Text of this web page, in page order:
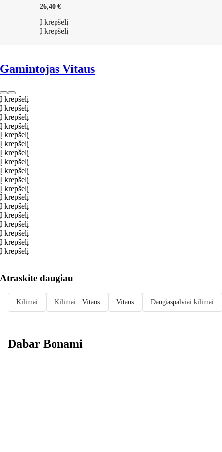
26,40 €
Į krepšelį
Į krepšelį
Gamintojas Vitaus
Į krepšelį
Į krepšelį
Į krepšelį
Į krepšelį
Į krepšelį
Į krepšelį
Į krepšelį
Į krepšelį
Į krepšelį
Į krepšelį
Į krepšelį
Į krepšelį
Į krepšelį
Į krepšelį
Į krepšelį
Į krepšelį
Į krepšelį
Į krepšelį
Atraskite daugiau
Kilimai Kilimai · Vitaus Vitaus Daugiaspalviai kilimai
Dabar Bonami